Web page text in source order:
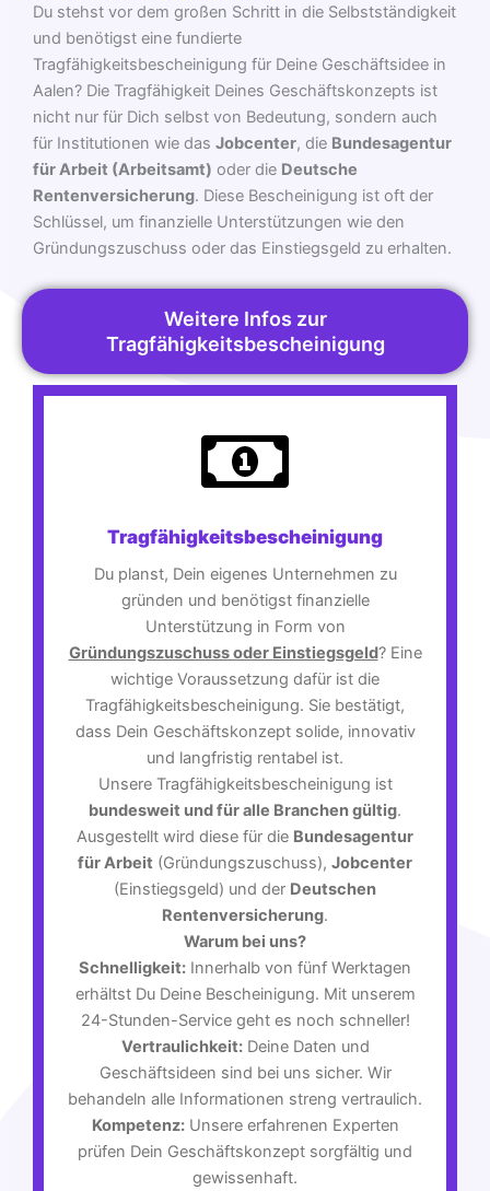
Du stehst vor dem großen Schritt in die Selbstständigkeit
und benötigst eine fundierte
Tragfähigkeitsbescheinigung für Deine Geschäftsidee in
Aalen? Die Tragfähigkeit Deines Geschäftskonzepts ist
nicht nur für Dich selbst von Bedeutung, sondern auch
für Institutionen wie das Jobcenter, die Bundesagentur
für Arbeit (Arbeitsamt) oder die Deutsche
Rentenversicherung. Diese Bescheinigung ist oft der
Schlüssel, um finanzielle Unterstützungen wie den
Gründungszuschuss oder das Einstiegsgeld zu erhalten.
Weitere Infos zur
Tragfähigkeitsbescheinigung
Tragfähigkeitsbescheinigung
Du planst, Dein eigenes Unternehmen zu
gründen und benötigst finanzielle
Unterstützung in Form von
Gründungszuschuss oder Einstiegsgeld? Eine
wichtige Voraussetzung dafür ist die
Tragfähigkeitsbescheinigung. Sie bestätigt,
dass Dein Geschäftskonzept solide, innovativ
und langfristig rentabel ist.
Unsere Tragfähigkeitsbescheinigung ist
bundesweit und für alle Branchen gültig.
Ausgestellt wird diese für die Bundesagentur
für Arbeit (Gründungszuschuss), Jobcenter
(Einstiegsgeld) und der Deutschen
Rentenversicherung.
Warum bei uns?
Schnelligkeit: Innerhalb von fünf Werktagen
erhältst Du Deine Bescheinigung. Mit unserem
24-Stunden-Service geht es noch schneller!
Vertraulichkeit:Deine Daten und
Geschäftsideen sind bei uns sicher. Wir
behandeln alle Informationen streng vertraulich.
Kompetenz:Unsere erfahrenen Experten
prüfen Dein Geschäftskonzept sorgfältig und
gewissenhaft.